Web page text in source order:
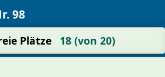
98
Plätze 18 (von 20)